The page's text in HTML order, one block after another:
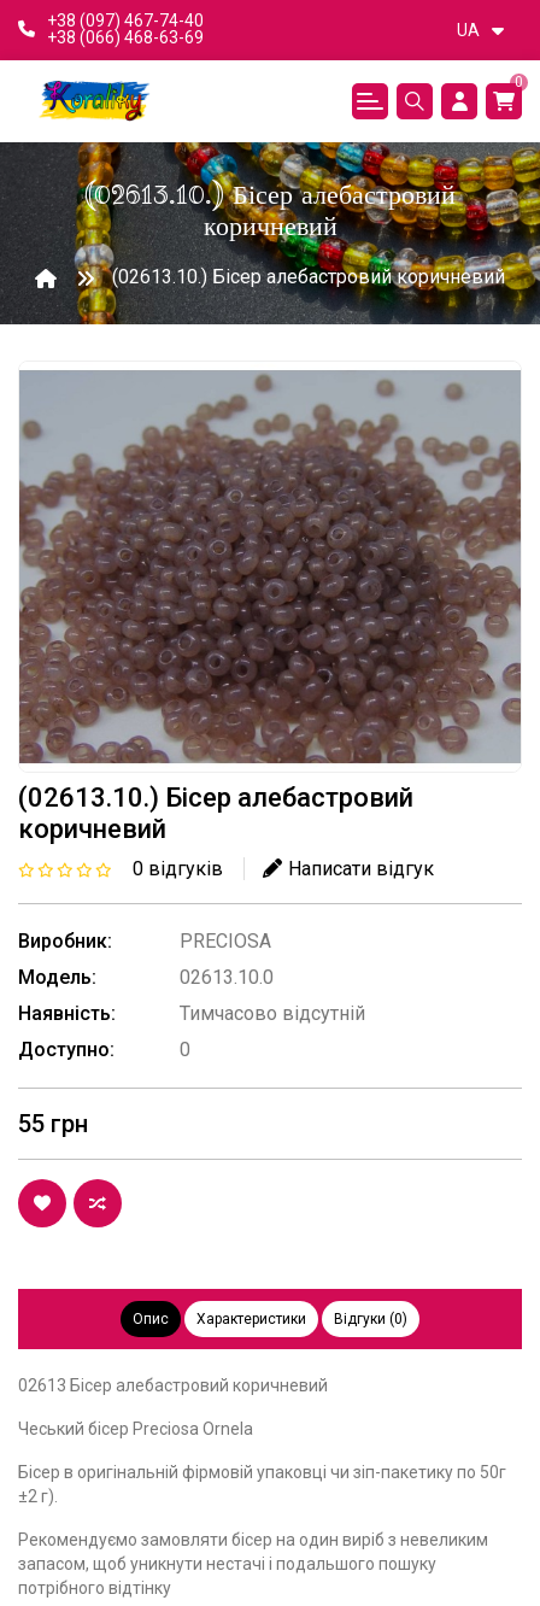
+38 (097) 467-74-40
+38 (066) 468-63-69
UA
0
(02613.10.) Бісер алебастровий
коричневий
(02613.10.) Бісер алебастровий коричневий
(02613.10.) Бісер алебастровий
коричневий
0 відгуків Написати відгук
Виробник:
PRECIOSA
Модель:
02613.10.0
Наявність:
Тимчасово відсутній
Доступно:
0
55 грн
Опис Характеристики Відгуки (0)
02613 Бісер алебастровий коричневий
Чеський бісер Preciosa Ornela
Бісер в оригінальній фірмовій упаковці чи зіп-пакетику по 50г
±2 г).
Рекомендуємо замовляти бісер на один виріб з невеликим
запасом, щоб уникнути нестачі і подальшого пошуку
потрібного відтінку